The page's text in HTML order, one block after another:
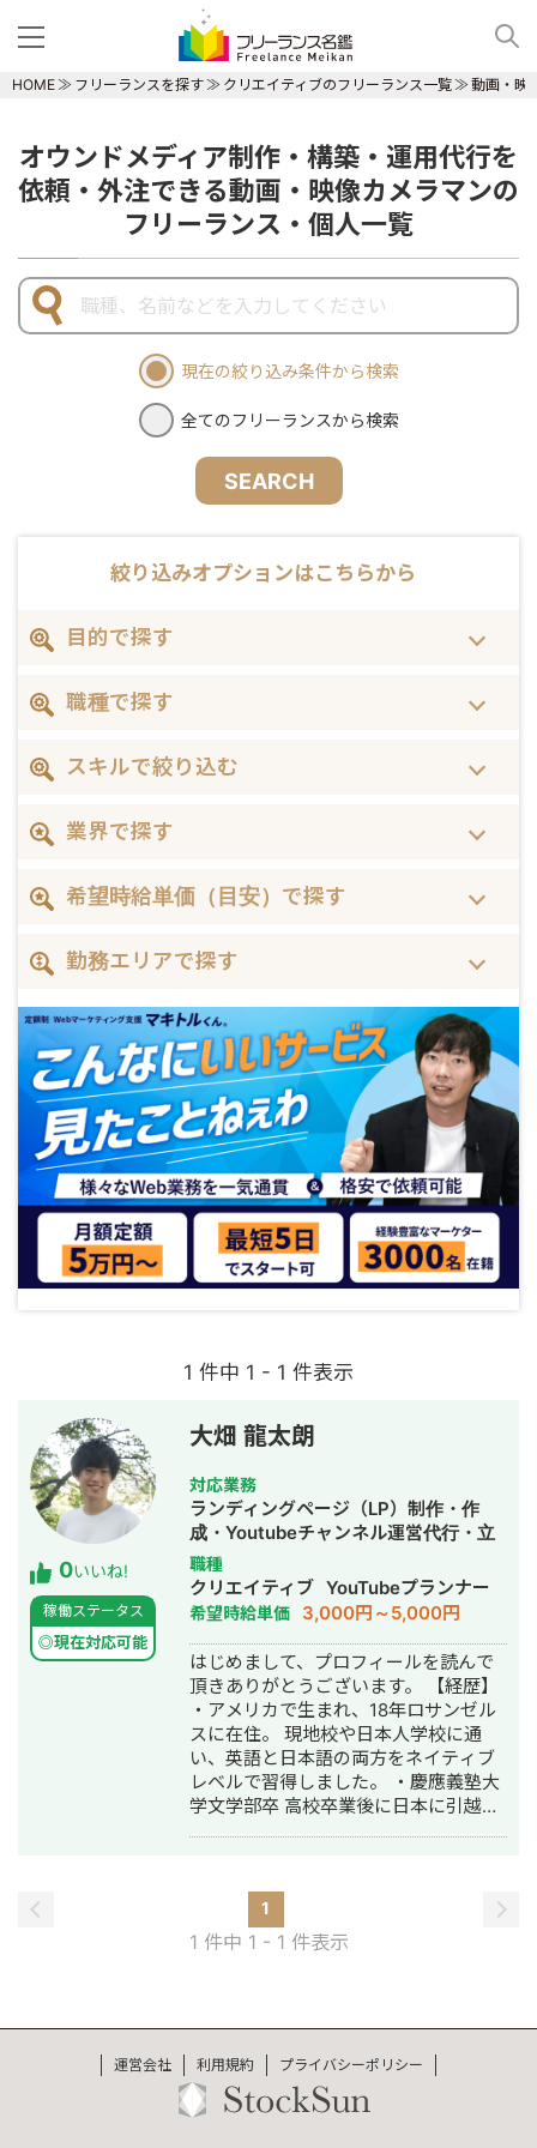
HOME フリーランスを探す クリエイティブのフリーランス一覧 動画・映
オウンドメディア制作・構築・運用代行を
依頼・外注できる動画・映像カメラマンの
フリーランス・個人一覧
現在の絞り込み条件から検索
全てのフリーランスから検索
SEARCH
絞り込みオプションはこちらから
目的で探す
職種で探す
スキルで絞り込む
業界で探す
希望時給単価（目安）で探す
勤務エリアで探す
1 件中 1 - 1 件表示
0いいね!
稼働ステータス
◎現在対応可能
大畑 龍太朗
対応業務
ランディングページ（LP）制作・作
成・Youtubeチャンネル運営代行・立
ち上げ・ECサイト構築・ネットショッ
プ作成代行・SEO対策・SNS運用代
行・記事作成代行・ライティング・翻
訳・ホームページ制作・作成・オウン
ドメディア制作・構築・運用代行・動
画制作・動画編集
職種
クリエイティブ YouTubeプランナー
希望時給単価 3,000円～5,000円
はじめまして、プロフィールを読んで
頂きありがとうございます。 【経歴】
・アメリカで生まれ、18年ロサンゼル
スに在住。 現地校や日本人学校に通
い、英語と日本語の両方をネイティブ
レベルで習得しました。 ・慶應義塾大
学文学部卒 高校卒業後に日本に引越
フラ整理などの業務に携わりました。
・広告企業 インフルエンサー事業部で
オンライン広告やコンテンツ制作など
す。 【趣味・特技】 ・料理（ほぼ毎日
自炊） ・ダーツ（プロ資格あり） ・キ
ャンプ（年6回程度） ・バルーンアー
1
1 件中 1 - 1 件表示
運営会社 利用規約 プライバシーポリシー